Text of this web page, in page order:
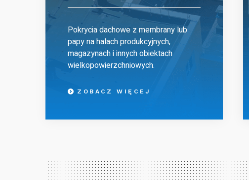
Pokrycia dachowe z membrany lub
papy na halach produkcyjnych,
magazynach i innych obiektach
wielkopowierzchniowych.
ZOBACZ WIĘCEJ